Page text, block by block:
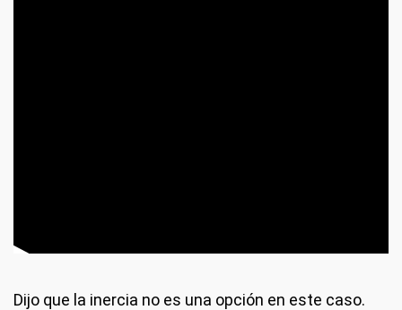
Dijo que la inercia no es una opción en este caso.